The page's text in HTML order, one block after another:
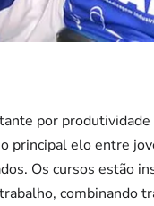
por
principal elo entre
Os cursos estão
combinando